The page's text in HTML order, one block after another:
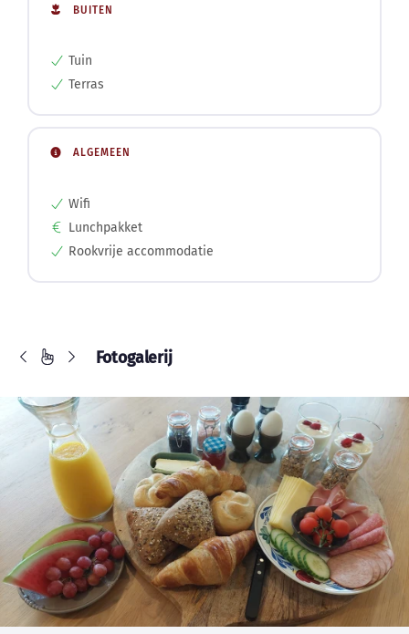
BUITEN
Tuin
Terras
ALGEMEEN
Wifi
Lunchpakket
Rookvrije accommodatie
Fotogalerij